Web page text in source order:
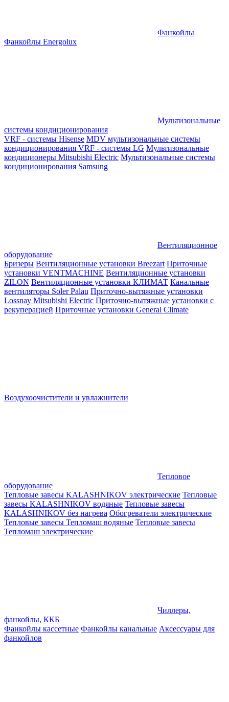
Фанкойлы
Фанкойлы Energolux
Мультизональные
системы кондиционирования
VRF - системы Hisense MDV мультизональные системы
кондиционирования VRF - системы LG Мультизональные
кондиционеры Mitsubishi Electric Мультизональные системы
кондиционирования Samsung
Вентиляционное
оборудование
Бризеры Вентиляционные установки Breezart Приточные
установки VENTMACHINE Вентиляционные установки
ZILON Вентиляционные установки КЛИМАТ Канальные
вентиляторы Soler Palau Приточно-вытяжные установки
Lossnay Mitsubishi Electric Приточно-вытяжные установки с
рекуперацией Приточные установки General Climate
Воздухоочистители и увлажнители
Тепловое
оборудование
Тепловые завесы KALASHNIKOV электрические Тепловые
завесы KALASHNIKOV водяные Тепловые завесы
KALASHNIKOV без нагрева Обогреватели электрические
Тепловые завесы Тепломаш водяные Тепловые завесы
Тепломаш электрические
Чиллеры,
фанкойлы, ККБ
Фанкойлы кассетные Фанкойлы канальные Аксессуары для
фанкойлов